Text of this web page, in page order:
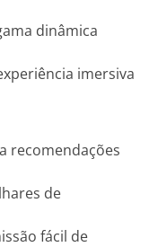
dinâmica
imersiva
recomendações
de
fácil de